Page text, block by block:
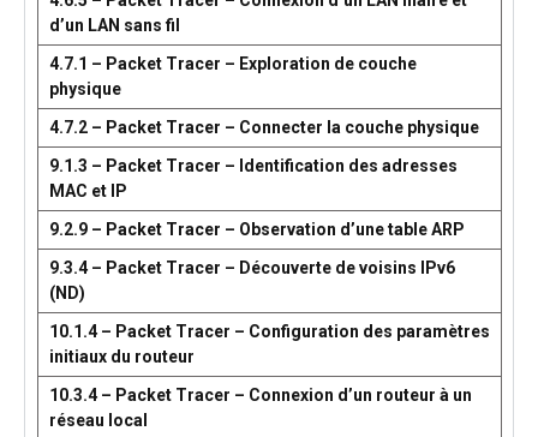
d’un LAN sans fil
4.7.1 – Packet Tracer – Exploration de couche
physique
4.7.2 – Packet Tracer – Connecter la couche physique
9.1.3 – Packet Tracer – Identification des adresses
MAC et IP
9.2.9 – Packet Tracer – Observation d’une table ARP
9.3.4 – Packet Tracer – Découverte de voisins IPv6
(ND)
10.1.4 – Packet Tracer – Configuration des paramètres
initiaux du routeur
10.3.4 – Packet Tracer – Connexion d’un routeur à un
réseau local